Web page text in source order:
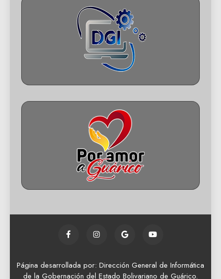
Página desarrollada por: Dirección General de Informática
de la Gobernación del Estado Bolivariano de Guárico.